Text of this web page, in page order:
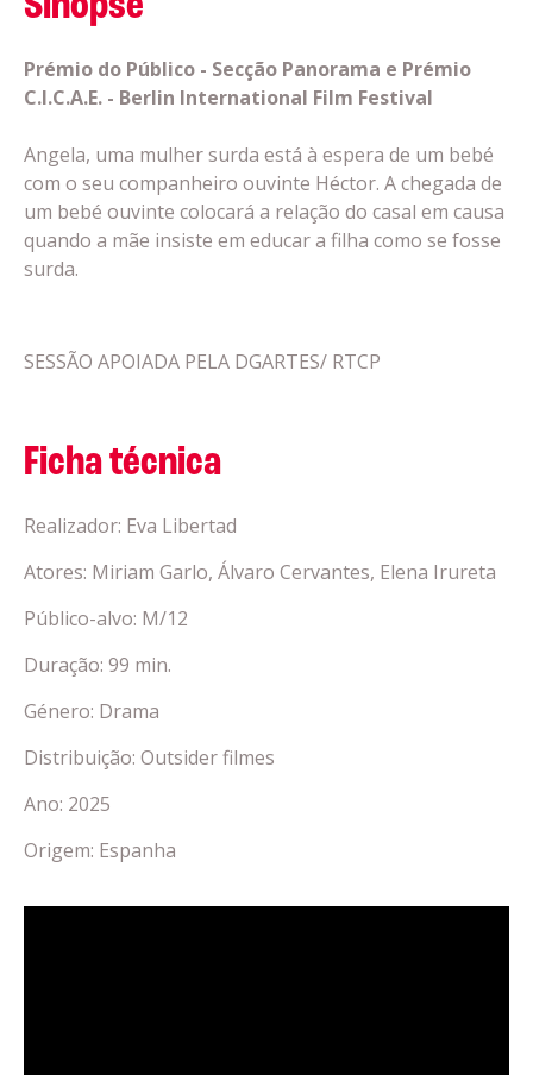
Prémio do Público - Secção Panorama e Prémio
C.I.C.A.E. - Berlin International Film Festival
Angela, uma mulher surda está à espera de um bebé
com o seu companheiro ouvinte Héctor. A chegada de
um bebé ouvinte colocará a relação do casal em causa
quando a mãe insiste em educar a filha como se fosse
surda.
SESSÃO APOIADA PELA DGARTES/ RTCP
Ficha técnica
Realizador: Eva Libertad
Atores: Miriam Garlo, Álvaro Cervantes, Elena Irureta
Público-alvo: M/12
Duração: 99 min.
Género: Drama
Distribuição: Outsider filmes
Ano: 2025
Origem: Espanha